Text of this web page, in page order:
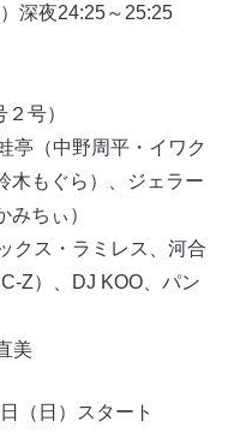
深夜24:25～25:25
号）
亭（中野周平・イワク
木もぐら）、ジェラー
みちぃ）
クス・ラミレス、河合
Z）、DJ KOO、パン
美
（日）スタート